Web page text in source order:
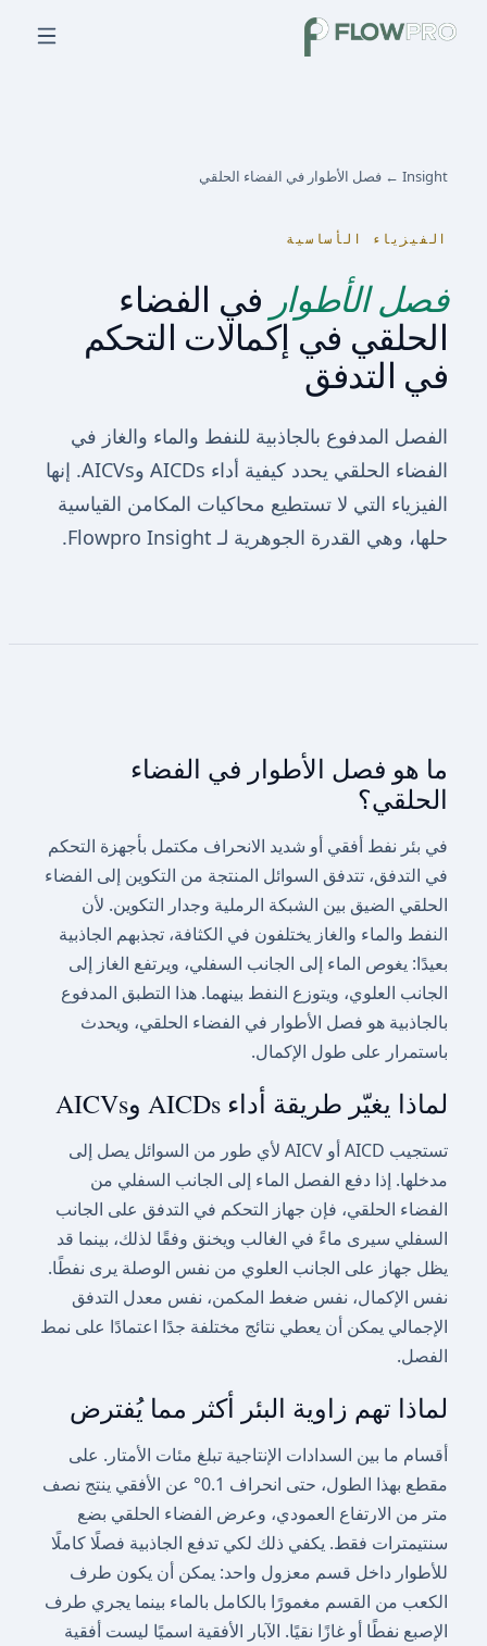
Insight ← فصل الأطوار في الفضاء الحلقي
الفيزياء الأساسية
فصل الأطوار في الفضاء
الحلقي في إكمالات التحكم
في التدفق
الفصل المدفوع بالجاذبية للنفط والماء والغاز في
الفضاء الحلقي يحدد كيفية أداء AICDs وAICVs. إنها
الفيزياء التي لا تستطيع محاكيات المكامن القياسية
حلها، وهي القدرة الجوهرية لـ Flowpro Insight.
ما هو فصل الأطوار في الفضاء
الحلقي؟
في بئر نفط أفقي أو شديد الانحراف مكتمل بأجهزة التحكم
في التدفق، تتدفق السوائل المنتجة من التكوين إلى الفضاء
الحلقي الضيق بين الشبكة الرملية وجدار التكوين. لأن
النفط والماء والغاز يختلفون في الكثافة، تجذبهم الجاذبية
بعيدًا: يغوص الماء إلى الجانب السفلي، ويرتفع الغاز إلى
الجانب العلوي، ويتوزع النفط بينهما. هذا التطبق المدفوع
بالجاذبية هو فصل الأطوار في الفضاء الحلقي، ويحدث
باستمرار على طول الإكمال.
لماذا يغيّر طريقة أداء AICDs وAICVs
تستجيب AICD أو AICV لأي طور من السوائل يصل إلى
مدخلها. إذا دفع الفصل الماء إلى الجانب السفلي من
الفضاء الحلقي، فإن جهاز التحكم في التدفق على الجانب
السفلي سيرى ماءً في الغالب ويخنق وفقًا لذلك، بينما قد
يظل جهاز على الجانب العلوي من نفس الوصلة يرى نفطًا.
نفس الإكمال، نفس ضغط المكمن، نفس معدل التدفق
الإجمالي يمكن أن يعطي نتائج مختلفة جدًا اعتمادًا على نمط
الفصل.
لماذا تهم زاوية البئر أكثر مما يُفترض
أقسام ما بين السدادات الإنتاجية تبلغ مئات الأمتار. على
مقطع بهذا الطول، حتى انحراف 0.1° عن الأفقي ينتج نصف
متر من الارتفاع العمودي، وعرض الفضاء الحلقي بضع
سنتيمترات فقط. يكفي ذلك لكي تدفع الجاذبية فصلًا كاملًا
للأطوار داخل قسم معزول واحد: يمكن أن يكون طرف
الكعب من القسم مغمورًا بالكامل بالماء بينما يجري طرف
الإصبع نفطًا أو غازًا نقيًا. الآبار الأفقية اسميًا ليست أفقية